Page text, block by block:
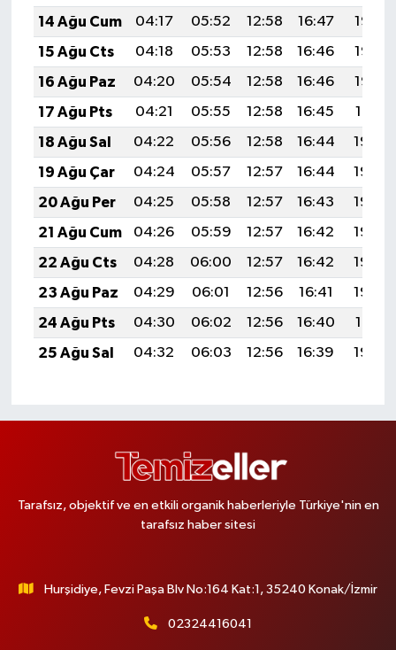
14 Ağu Cum
04:17 05:52 12:58 16:47
19:55
15 Ağu Cts
04:18 05:53 12:58 16:46
19:53
16 Ağu Paz
04:20 05:54 12:58 16:46
19:52
17 Ağu Pts
04:21 05:55 12:58 16:45
19:51
18 Ağu Sal
04:22 05:56 12:58 16:44
19:49
19 Ağu Çar
04:24 05:57 12:57 16:44
19:48
20 Ağu Per
04:25 05:58 12:57 16:43
19:46
21 Ağu Cum
04:26 05:59 12:57 16:42
19:45
22 Ağu Cts
04:28 06:00 12:57 16:42
19:44
23 Ağu Paz
04:29 06:01 12:56 16:41
19:42
24 Ağu Pts
04:30 06:02 12:56 16:40
19:41
25 Ağu Sal
04:32 06:03 12:56 16:39 19:39
Tarafsız, objektif ve en etkili organik haberleriyle Türkiye'nin en
tarafsız haber sitesi
Hurşidiye, Fevzi Paşa Blv No:164 Kat:1, 35240 Konak/İzmir
02324416041